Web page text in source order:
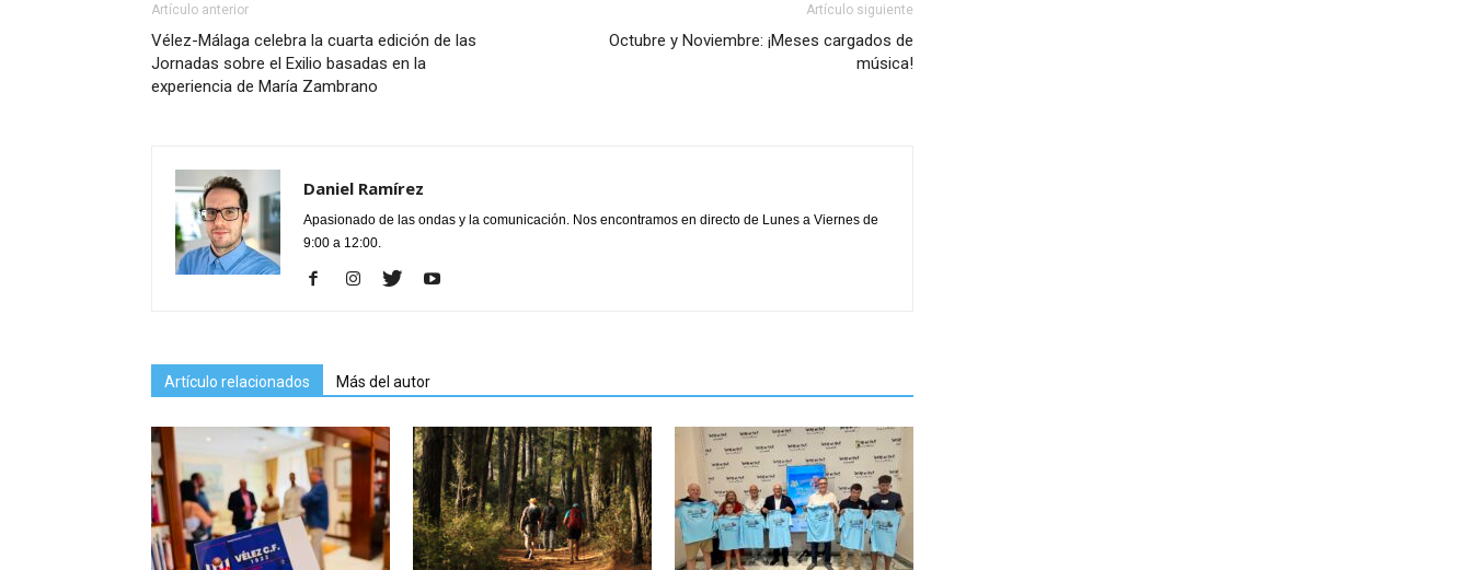
Artículo anterior
Vélez-Málaga celebra la cuarta edición de las
Jornadas sobre el Exilio basadas en la
experiencia de María Zambrano
Artículo siguiente
Octubre y Noviembre: ¡Meses cargados de
música!
Daniel Ramírez
Apasionado de las ondas y la comunicación. Nos encontramos en directo de Lunes a Viernes de
9:00 a 12:00.
Artículo relacionados Más del autor